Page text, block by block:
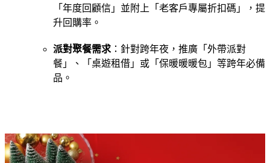
「年度回顧信」並附上「老客戶專屬折扣碼」，提
升回購率。
派對聚餐需求 ：針對跨年夜，推廣「外帶派對
餐」、「桌遊租借」或「保暖暖暖包」等跨年必備
品。